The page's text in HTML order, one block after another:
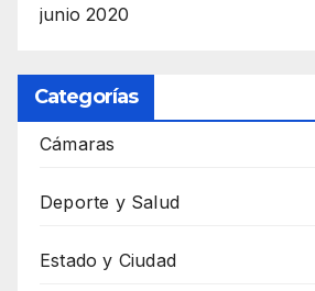
junio 2020
Categorías
Cámaras
Deporte y Salud
Estado y Ciudad